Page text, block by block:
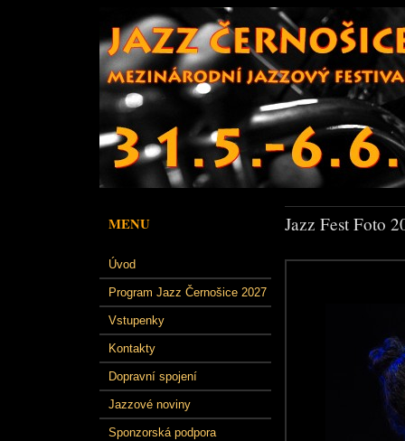
MENU
Úvod
Program Jazz Černošice 2027
Vstupenky
Kontakty
Dopravní spojení
Jazzové noviny
Sponzorská podpora
Jazz Fest Foto